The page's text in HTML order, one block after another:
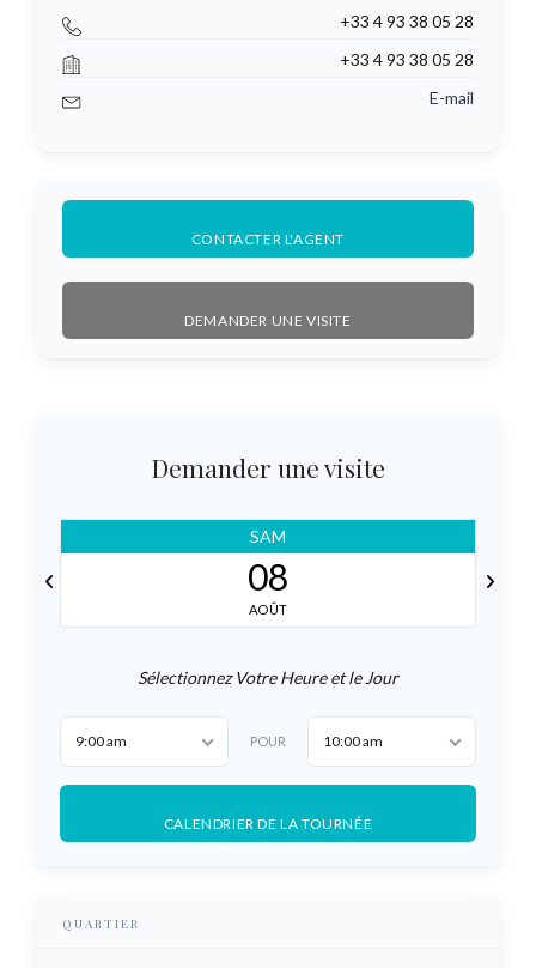
+33 4 93 38 05 28
+33 4 93 38 05 28
E-mail
CONTACTER L'AGENT
DEMANDER UNE VISITE
Demander une visite
DIM
09
AOÛT
Sélectionnez Votre Heure et le Jour
9:00 am POUR 10:00 am
CALENDRIER DE LA TOURNÉE
QUARTIER